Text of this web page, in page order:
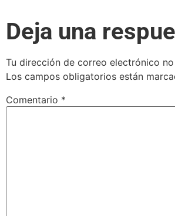
Deja una
Tu dirección de correo electrónico
Los campos obligatorios están
Comentario *